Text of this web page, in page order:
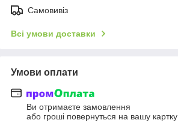
Самовивіз
Всі умови доставки
Умови оплати
Ви отримаєте замовлення
або гроші повернуться на вашу картку